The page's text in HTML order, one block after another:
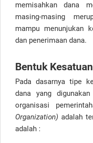
memisahkan dana
masing-masing
mampu menunjukan
dan penerimaan dana.
Bentuk
Pada dasarnya tipe
dana yang
organisasi
Organization)adalah
adalah :